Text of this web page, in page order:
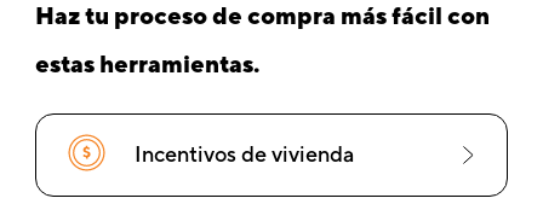
Haz tu proceso de compra más fácil con
estas herramientas.
Incentivos de vivienda